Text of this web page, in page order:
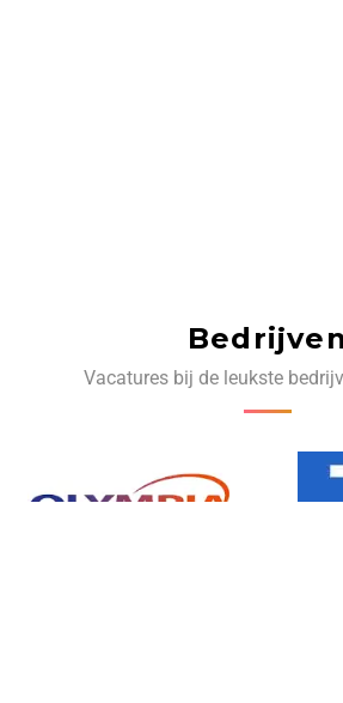
Bedrijven
Vacatures bij de leukste